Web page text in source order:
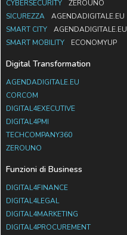
CYBERSECURITY
ZEROUNO
SICUREZZA
AGENDADIGITALE.EU
SMART CITY
AGENDADIGITALE.EU
SMART MOBILITY
ECONOMYUP
Digital Transformation
AGENDADIGITALE.EU
CORCOM
DIGITAL4EXECUTIVE
DIGITAL4PMI
TECHCOMPANY360
ZEROUNO
Funzioni di Business
DIGITAL4FINANCE
DIGITAL4LEGAL
DIGITAL4MARKETING
DIGITAL4PROCUREMENT